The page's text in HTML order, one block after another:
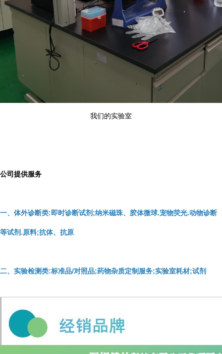
我们的实验室
公司提供服务
一、体外诊断类:即时诊断试剂;纳米磁珠、胶体微球.宠物荧光.动物诊断
等试剂.原料;抗体、抗原
二、实验检测类:标准品/对照品;药物杂质定制服务;实验室耗材;试剂